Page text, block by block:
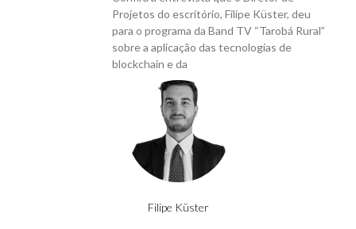
Filipe Küster
Projetos do escritório, Filipe Küster, deu
para o programa da Band TV “Tarobá Rural”
sobre a aplicação das tecnologias de
blockchain e da